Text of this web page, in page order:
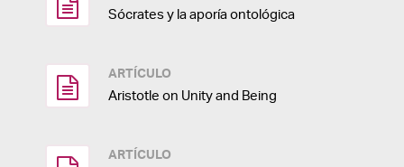
Sócrates y la aporía ontológica
ARTÍCULO
Aristotle on Unity and Being
ARTÍCULO